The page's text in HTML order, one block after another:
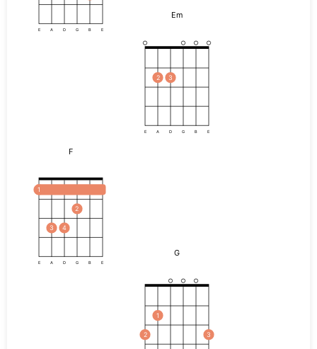
E A D G B E
Em
2 3
E A D G B E
F
1
3 4
2
E A D G B E
G
2
1
3